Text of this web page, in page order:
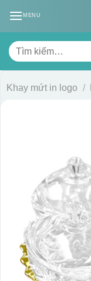
MENU
Tìm
kiếm:
Khay mứt in logo /